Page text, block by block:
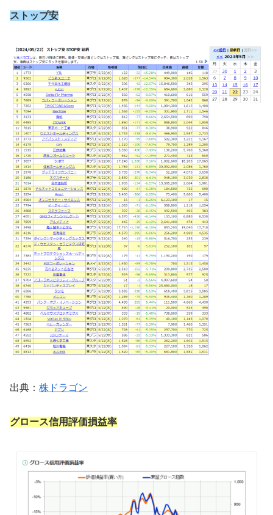
ストップ安
出典： 株ドラゴン
グロース信用評価損益率